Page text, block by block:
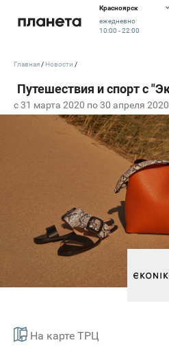
Красноярск
ежедневно
10:00 - 22:00
c 31 марта 2020 по 30 апреля 2020
На карте ТРЦ
Главная Новости